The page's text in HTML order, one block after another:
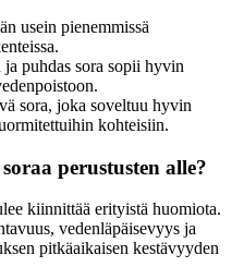
usein pienemmissä
puhdas sora sopii hyvin
sora, joka soveltuu hyvin
kohteisiin.
perustusten alle?
kiinnittää erityistä huomiota.
vedenläpäisevyys ja
pitkäaikaisen kestävyyden